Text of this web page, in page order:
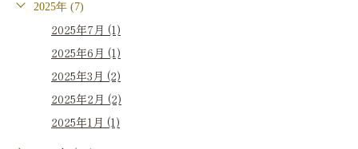
2025年 (7)
2025年7月 (1)
2025年6月 (1)
2025年3月 (2)
2025年2月 (2)
2025年1月 (1)